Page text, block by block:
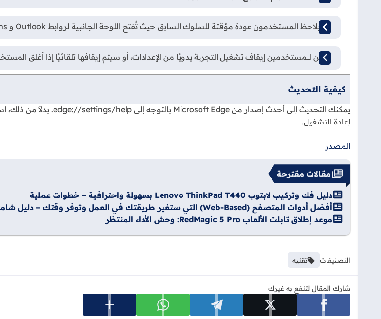
قد يلاحظ المستخدمون عودة مؤقتة للسلوك السابق حيث تُفتح اللوحة الجانبية لروابط Outlook و Teams.
يمكن للمستخدمين إيقاف تشغيل التجربة يدويًا من الإعدادات، أو سيتم إيقافها تلقائيًا إذا أغلق
كيفية التحديث
يمكنك التحديث إلى أحدث إصدار من Microsoft Edge بالتوجه إلى edge://settings/help. بدلاً من ذلك،
إعادة التشغيل.
المصدر
مقالات مقترحة
دليل فك وتركيب لابتوب Lenovo ThinkPad T440 بسهولة واحترافية – خطوات عملية
أفضل أدوات المتصفح (Web-Based) التي ستغير طريقتك في العمل وتوفر وقتك – دليل شامل
موعد إطلاق تابلت الألعاب RedMagic 5 Pro: وحش الأداء المنتظر
التصنيفات تقنيه
شارك المقال لتنفع به غيرك
شارك على facebook شارك على x شارك على telegram شارك على whatsapp عرض المزيد من خيارات المشاركة